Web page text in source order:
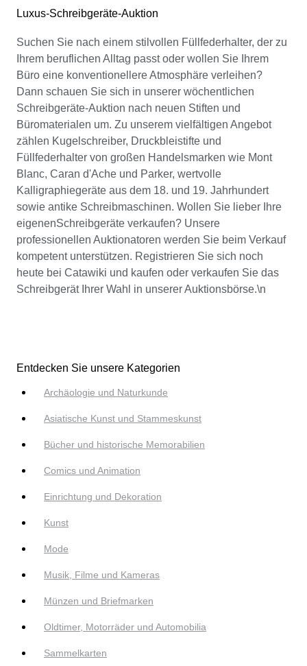
Luxus-Schreibgeräte-Auktion
Suchen Sie nach einem stilvollen Füllfederhalter, der zu
Ihrem beruflichen Alltag passt oder wollen Sie Ihrem
Büro eine konventionellere Atmosphäre verleihen?
Dann schauen Sie sich in unserer wöchentlichen
Schreibgeräte-Auktion nach neuen Stiften und
Büromaterialen um. Zu unserem vielfältigen Angebot
zählen Kugelschreiber, Druckbleistifte und
Füllfederhalter von großen Handelsmarken wie Mont
Blanc, Caran d'Ache und Parker, wertvolle
Kalligraphiegeräte aus dem 18. und 19. Jahrhundert
sowie antike Schreibmaschinen. Wollen Sie lieber Ihre
eigenenSchreibgeräte verkaufen? Unsere
professionellen Auktionatoren werden Sie beim Verkauf
kompetent unterstützen. Registrieren Sie sich noch
heute bei Catawiki und kaufen oder verkaufen Sie das
Schreibgerät Ihrer Wahl in unserer Auktionsbörse.\n
Entdecken Sie unsere Kategorien
Archäologie und Naturkunde
Asiatische Kunst und Stammeskunst
Bücher und historische Memorabilien
Comics und Animation
Einrichtung und Dekoration
Kunst
Mode
Musik, Filme und Kameras
Münzen und Briefmarken
Oldtimer, Motorräder und Automobilia
Sammelkarten